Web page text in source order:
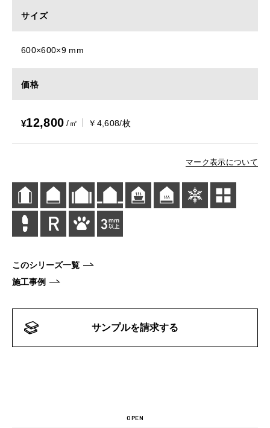
サイズ
600×600×9 mm
価格
¥12,800 /㎡ ￥4,608/枚
マーク表示について
このシリーズ一覧
施工事例
サンプルを請求する
OPEN